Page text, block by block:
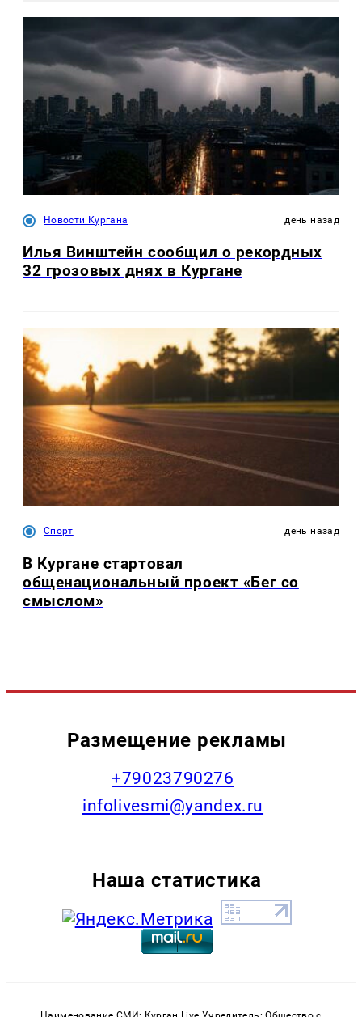
Новости Кургана день назад
Илья Винштейн сообщил о рекордных
32 грозовых днях в Кургане
Спорт день назад
В Кургане стартовал
общенациональный проект «Бег со
смыслом»
Размещение рекламы
+79023790276
infolivesmi@yandex.ru
Наша статистика